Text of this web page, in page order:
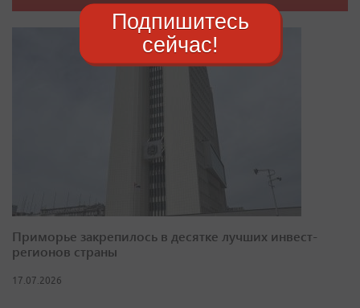
Приморье закрепилось в десятке лучших инвест-
регионов страны
17.07.2026
Подпишитесь
сейчас!